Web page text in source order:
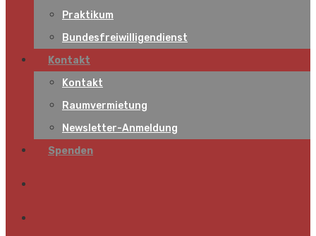
Praktikum
Bundesfreiwilligendienst
Kontakt
Kontakt
Raumvermietung
Newsletter-Anmeldung
Spenden